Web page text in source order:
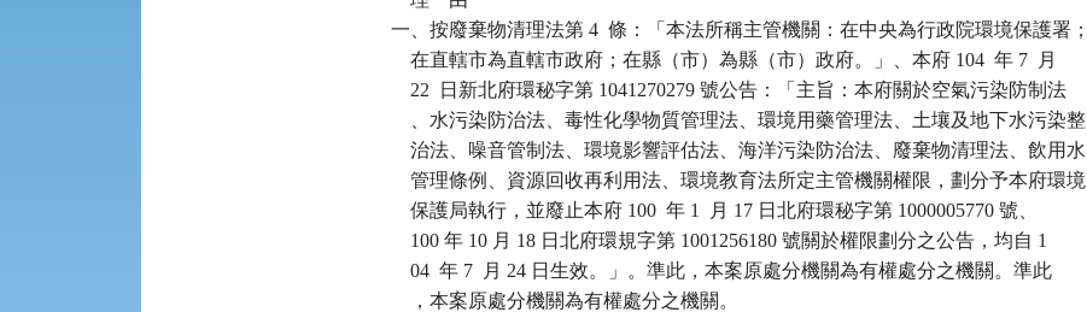
一、按廢棄物清理法第 4  條：「本法所稱主管機關：在中央為行政院環境保護署；
    在直轄市為直轄市政府；在縣（市）為縣（市）政府。」、本府 104  年 7  月
    22  日新北府環秘字第 1041270279 號公告：「主旨：本府關於空氣污染防制法
    、水污染防治法、毒性化學物質管理法、環境用藥管理法、土壤及地下水污染整
    治法、噪音管制法、環境影響評估法、海洋污染防治法、廢棄物清理法、飲用水
    管理條例、資源回收再利用法、環境教育法所定主管機關權限，劃分予本府環境
    保護局執行，並廢止本府 100  年 1  月 17 日北府環秘字第 1000005770 號、
    100 年 10 月 18 日北府環規字第 1001256180 號關於權限劃分之公告，均自 1
    04  年 7  月 24 日生效。」。準此，本案原處分機關為有權處分之機關。準此
    ，本案原處分機關為有權處分之機關。